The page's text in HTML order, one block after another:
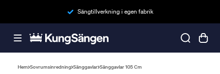
Sängtillverkning i egen fabrik
Hem Sovrumsinredning Sänggavlar Sänggavlar 105 Cm